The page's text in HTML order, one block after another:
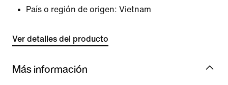
País o región de origen: Vietnam
Ver detalles del producto
Más información